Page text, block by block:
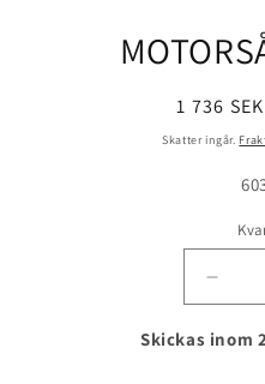
Ordinarie
pris
1 736 SEK
Skatter ingår.
för
Skickas inom